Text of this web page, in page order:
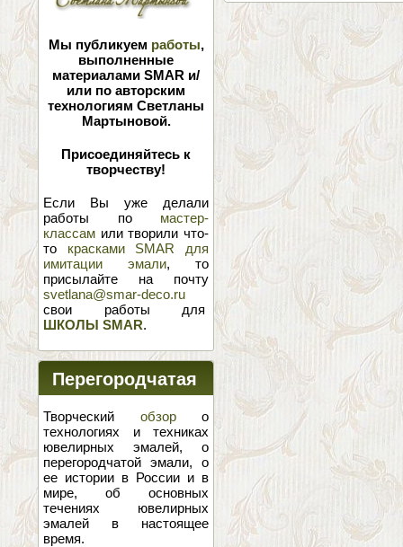
Мы публикуем работы,
выполненные
материалами SMAR и/
или по авторским
технологиям Светланы
Мартыновой.
Присоединяйтесь к
творчеству!
Если Вы уже делали
работы по мастер-
классам или творили что-
то красками SMAR для
имитации эмали, то
присылайте на почту
svetlana@smar-deco.ru
свои работы для
ШКОЛЫ SMAR.
Перегородчатая
эмаль
Творческий обзоро
технологиях и техниках
ювелирных эмалей, о
перегородчатой эмали, о
ее истории в России и в
мире, об основных
течениях ювелирных
эмалей в настоящее
время.